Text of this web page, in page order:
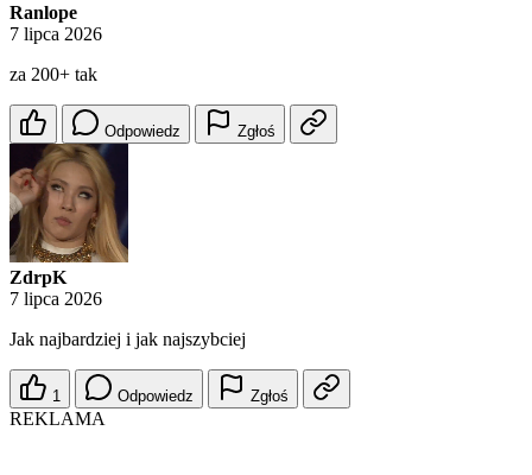
Ranlope
7 lipca 2026
za 200+ tak
Odpowiedz Zgłoś
ZdrpK
7 lipca 2026
Jak najbardziej i jak najszybciej
1 Odpowiedz Zgłoś
REKLAMA